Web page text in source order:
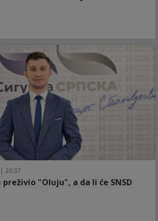
| 20:37
"Oluju", a da li će SNSD